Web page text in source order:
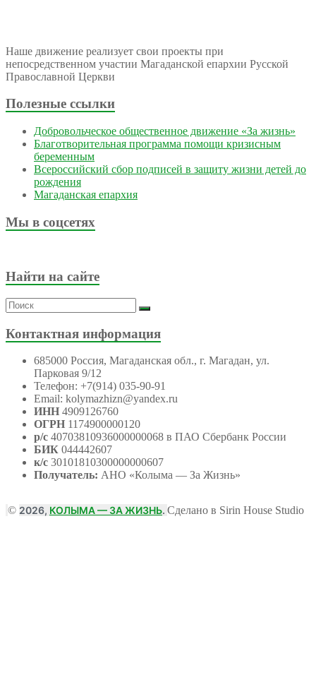
Наше движение реализует свои проекты при
непосредственном участии Магаданской епархии Русской
Православной Церкви
Полезные ссылки
Добровольческое общественное движение «За жизнь»
Благотворительная программа помощи кризисным
беременным
Всероссийский сбор подписей в защиту жизни детей до
рождения
Магаданская епархия
Мы в соцсетях
Найти на сайте
Контактная информация
685000 Россия, Магаданская обл., г. Магадан, ул.
Парковая 9/12
Телефон: +7(914) 035-90-91
Email: kolymazhizn@yandex.ru
ИНН 4909126760
ОГРН 1174900000120
р/с 40703810936000000068 в ПАО Сбербанк России
БИК 044442607
к/с 30101810300000000607
Получатель: АНО «Колыма — За Жизнь»
© 2026, КОЛЫМА — ЗА ЖИЗНЬ. Сделано в Sirin House Studio